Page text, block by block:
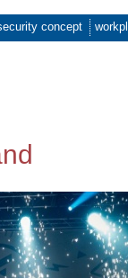
concept